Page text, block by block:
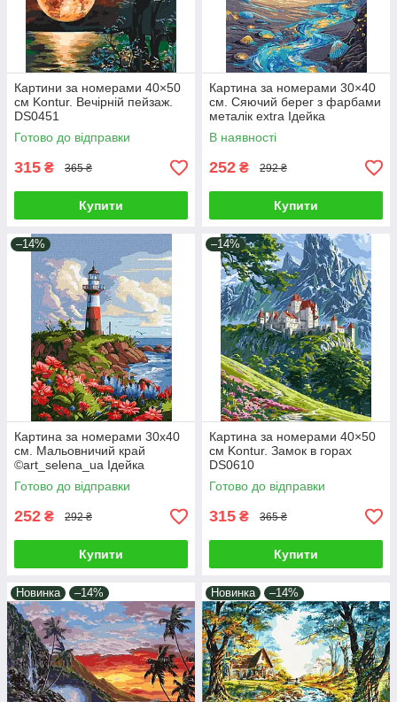
Картини за номерами 40×50
см Kontur. Вечірній пейзаж.
DS0451
Готово до відправки
315 ₴ 365 ₴
Купити
Картина за номерами 30×40
см. Сяючий берег з фарбами
металік extra Ідейка
KHO6387
В наявності
252 ₴ 292 ₴
Купити
–14%
Картина за номерами 30х40
см. Мальовничий край
©art_selena_ua Ідейка
КНО2790
Готово до відправки
252 ₴ 292 ₴
Купити
–14%
Картина за номерами 40×50
см Kontur. Замок в горах
DS0610
Готово до відправки
315 ₴ 365 ₴
Купити
Новинка –14% Новинка –14%